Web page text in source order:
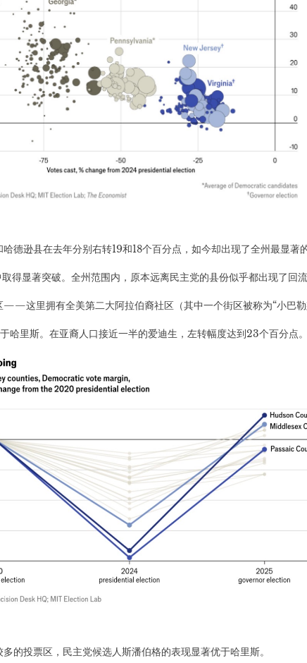
德逊县在去年分别右转19和18个百分点，如今却出现了全州最显著
显著突破。全州范围内，原本远离民主党的县份似乎都出现了回流
这里拥有全美第二大阿拉伯裔社区（其中一个街区被称为“小巴勒
哈里斯。在亚裔人口接近一半的爱迪生，左转幅度达到23个百分点。
的投票区，民主党候选人斯潘伯格的表现显著优于哈里斯。